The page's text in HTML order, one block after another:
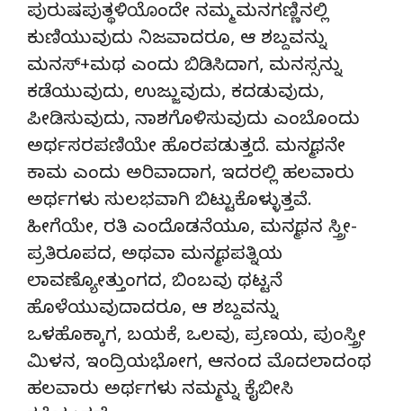
ಪುರುಷಪುತ್ಥಳಿಯೊಂದೇ ನಮ್ಮ ಮನಗಣ್ಣಿನಲ್ಲಿ
ಕುಣಿಯುವುದು ನಿಜವಾದರೂ, ಆ ಶಬ್ದವನ್ನು
ಮನಸ್+ಮಥ ಎಂದು ಬಿಡಿಸಿದಾಗ, ಮನಸ್ಸನ್ನು
ಕಡೆಯುವುದು, ಉಜ್ಜುವುದು, ಕದಡುವುದು,
ಪೀಡಿಸುವುದು, ನಾಶಗೊಳಿಸುವುದು ಎಂಬೊಂದು
ಅರ್ಥಸರಪಣಿಯೇ ಹೊರಪಡುತ್ತದೆ. ಮನ್ಮಥನೇ
ಕಾಮ ಎಂದು ಅರಿವಾದಾಗ, ಇದರಲ್ಲಿ ಹಲವಾರು
ಅರ್ಥಗಳು ಸುಲಭವಾಗಿ ಬಿಟ್ಟುಕೊಳ್ಳುತ್ತವೆ.
ಹೀಗೆಯೇ, ರತಿ ಎಂದೊಡನೆಯೂ, ಮನ್ಮಥನ ಸ್ತ್ರೀ-
ಪ್ರತಿರೂಪದ, ಅಥವಾ ಮನ್ಮಥಪತ್ನಿಯ
ಲಾವಣ್ಯೋತ್ತುಂಗದ, ಬಿಂಬವು ಥಟ್ಟನೆ
ಹೊಳೆಯುವುದಾದರೂ, ಆ ಶಬ್ದವನ್ನು
ಒಳಹೊಕ್ಕಾಗ, ಬಯಕೆ, ಒಲವು, ಪ್ರಣಯ, ಪುಂಸ್ತ್ರೀ
ಮಿಳನ, ಇಂದ್ರಿಯಭೋಗ, ಆನಂದ ಮೊದಲಾದಂಥ
ಹಲವಾರು ಅರ್ಥಗಳು ನಮ್ಮನ್ನು ಕೈಬೀಸಿ